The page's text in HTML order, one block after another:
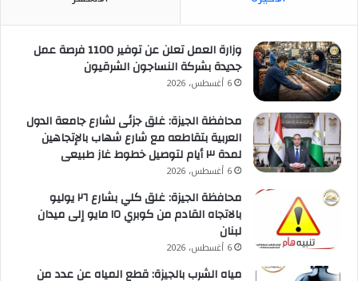
وزارة العمل تعلن عن توفير 1100 فرصة عمل
جديدة بشركة النساجون الشرقيون
6 أغسطس، 2026
محافظة الجيزة: غلق جزئى لشارع جامعة الدول
العربية بتقاطعه مع شارع شهاب بالإتجاهين
لمدة ٣ أيام لتوصيل خطوط غاز طبيعى
6 أغسطس، 2026
محافظة الجيزة: غلق كلي بشارع ٢٦ يوليو
بالاتجاه القادم من كوبري ١٥ مايو إلى ميدان
لبنان
6 أغسطس، 2026
مياه الشرب بالجيزة: قطع المياه عن عدد من